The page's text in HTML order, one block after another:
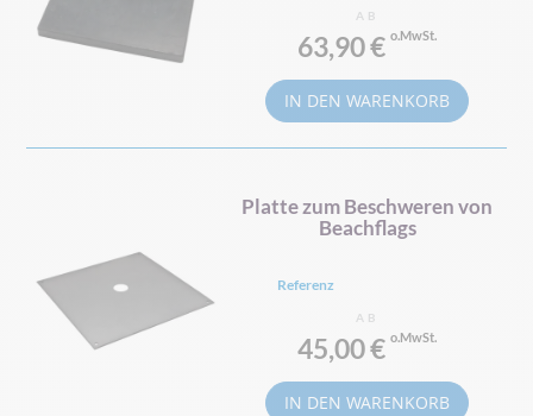
AB
63,90 €
IN DEN WARENKORB
Platte zum Beschweren von
Beachflags
Referenz
AB
45,00 €
IN DEN WARENKORB